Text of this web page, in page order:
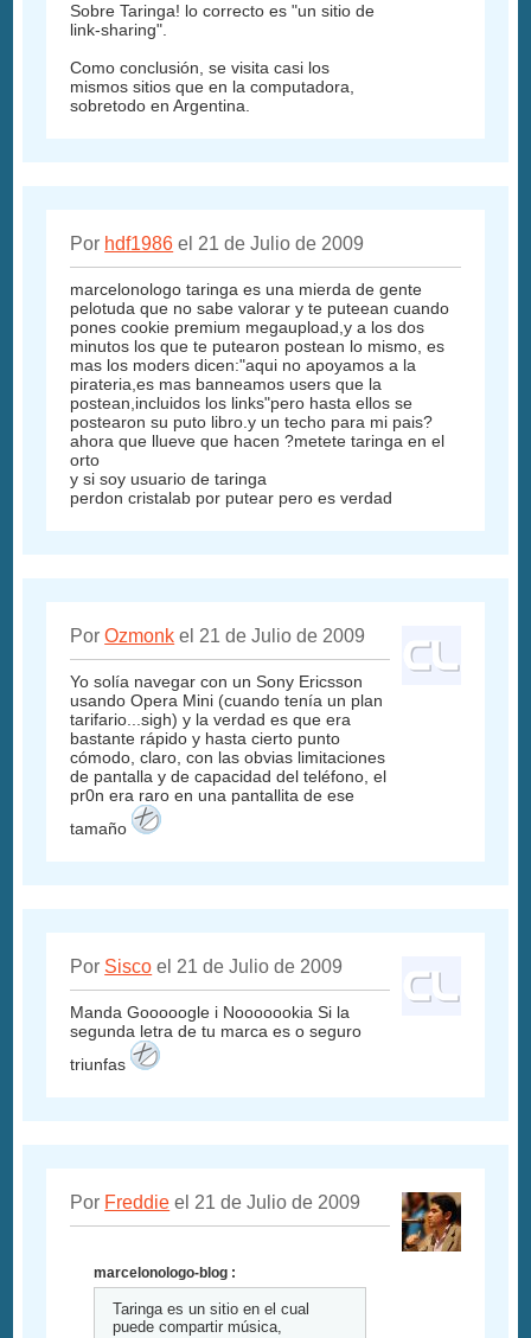
Sobre Taringa! lo correcto es "un sitio de
link-sharing".
Como conclusión, se visita casi los
mismos sitios que en la computadora,
sobretodo en Argentina.
Por hdf1986 el 21 de Julio de 2009
marcelonologo taringa es una mierda de gente
pelotuda que no sabe valorar y te puteean cuando
pones cookie premium megaupload,y a los dos
minutos los que te putearon postean lo mismo, es
mas los moders dicen:"aqui no apoyamos a la
pirateria,es mas banneamos users que la
postean,incluidos los links"pero hasta ellos se
postearon su puto libro.y un techo para mi pais?
ahora que llueve que hacen ?metete taringa en el
orto
y si soy usuario de taringa
perdon cristalab por putear pero es verdad
PorOzmonk el 21 de Julio de 2009
Yo solía navegar con un Sony Ericsson
usando Opera Mini (cuando tenía un plan
tarifario...sigh) y la verdad es que era
bastante rápido y hasta cierto punto
cómodo, claro, con las obvias limitaciones
de pantalla y de capacidad del teléfono, el
pr0n era raro en una pantallita de ese
tamaño
Por Sisco el 21 de Julio de 2009
Manda Gooooogle i Nooooookia Si la
segunda letra de tu marca es o seguro
triunfas
Por Freddie el 21 de Julio de 2009
marcelonologo-blog :
Taringa es un sitio en el cual
puede compartir música,